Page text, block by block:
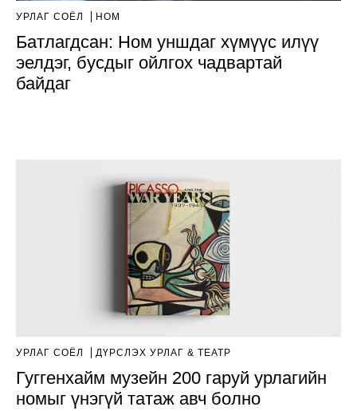
УРЛАГ СОЁЛ НОМ
Батлагдсан: Ном уншдаг хүмүүс илүү
эелдэг, бусдыг ойлгох чадвартай
байдаг
УРЛАГ СОЁЛ ДҮРСЛЭХ УРЛАГ & ТЕАТР
Гуггенхайм музейн 200 гаруй урлагийн
номыг үнэгүй татаж авч болно